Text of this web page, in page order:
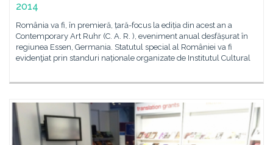
2014
România va fi, în premieră, țară-focus la ediția din acest an a
Contemporary Art Ruhr (C. A. R. ), eveniment anual desfășurat în
regiunea Essen, Germania. Statutul special al României va fi
evidenţiat prin standuri naționale organizate de Institutul Cultural